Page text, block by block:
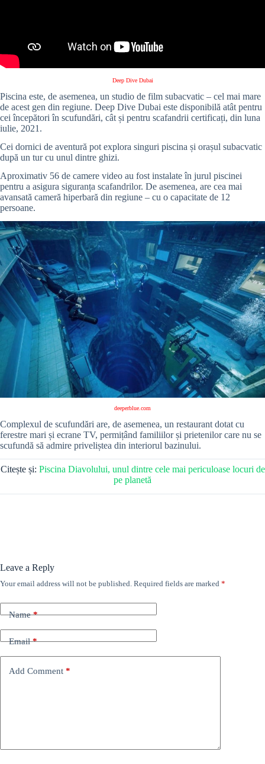
Deep Dive Dubai
Piscina este, de asemenea, un studio de film subacvatic – cel mai mare
de acest gen din regiune. Deep Dive Dubai este disponibilă atât pentru
cei începători în scufundări, cât și pentru scafandrii certificați, din luna
iulie, 2021.
Cei dornici de aventură pot explora singuri piscina și orașul subacvatic
după un tur cu unul dintre ghizi.
Aproximativ 56 de camere video au fost instalate în jurul piscinei
pentru a asigura siguranța scafandrilor. De asemenea, are cea mai
avansată cameră hiperbară din regiune – cu o capacitate de 12
persoane.
deeperblue.com
Complexul de scufundări are, de asemenea, un restaurant dotat cu
ferestre mari și ecrane TV, permițând familiilor și prietenilor care nu se
scufundă să admire priveliștea din interiorul bazinului.
Citește și: Piscina Diavolului, unul dintre cele mai periculoase locuri de
pe planetă
Leave a Reply
Your email address will not be published. Required fields are marked *
Name*
Email*
Add Comment *